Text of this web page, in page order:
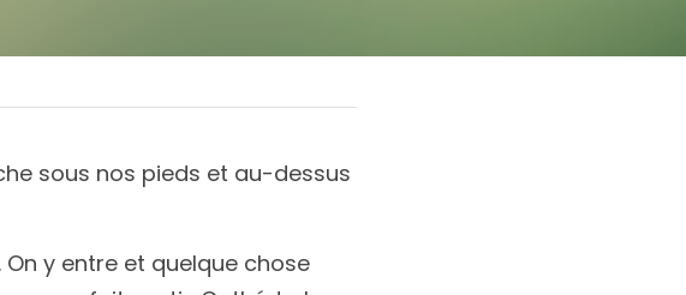
sous nos pieds et au-dessus
y entre et quelque chose